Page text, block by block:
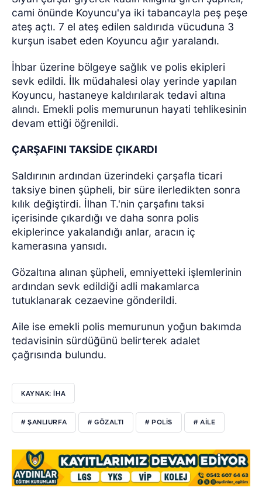
cami önünde Koyuncu'ya iki tabancayla peş peşe
ateş açtı. 7 el ateş edilen saldırıda vücuduna 3
kurşun isabet eden Koyuncu ağır yaralandı.
İhbar üzerine bölgeye sağlık ve polis ekipleri
sevk edildi. İlk müdahalesi olay yerinde yapılan
Koyuncu, hastaneye kaldırılarak tedavi altına
alındı. Emekli polis memurunun hayati tehlikesinin
devam ettiği öğrenildi.
ÇARŞAFINI TAKSİDE ÇIKARDI
Saldırının ardından üzerindeki çarşafla ticari
taksiye binen şüpheli, bir süre ilerledikten sonra
kılık değiştirdi. İlhan T.'nin çarşafını taksi
içerisinde çıkardığı ve daha sonra polis
ekiplerince yakalandığı anlar, aracın iç
kamerasına yansıdı.
Gözaltına alınan şüpheli, emniyetteki işlemlerinin
ardından sevk edildiği adli makamlarca
tutuklanarak cezaevine gönderildi.
Aile ise emekli polis memurunun yoğun bakımda
tedavisinin sürdüğünü belirterek adalet
çağrısında bulundu.
KAYNAK: İHA
# ŞANLIURFA # GÖZALTI # POLİS # AİLE